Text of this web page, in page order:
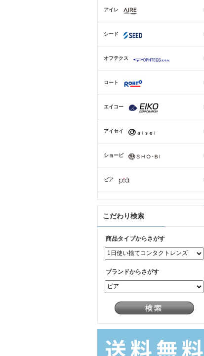
アイレ
シード
オフテクス
ロート
エイコー
アイセイ
ショービ
ピア
こだわり検索
商品タイプからさがす
ブランドからさがす